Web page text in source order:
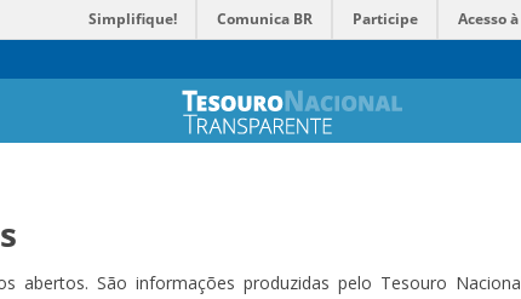
Simplifique! Comunica BR Participe Acesso
abertos. São informações produzidas pelo Tesouro